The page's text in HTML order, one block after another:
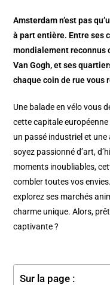
Amsterdam n’est pas
à part entière. Entre ses
mondialement reconnus
Van Gogh, et ses
chaque coin de rue vous
Une balade en vélo vous
cette capitale
un passé industriel et
soyez passionné d’art,
moments inoubliables,
combler toutes vos
explorez ses marchés
charme unique. Alors,
captivante ?
Sur la page :